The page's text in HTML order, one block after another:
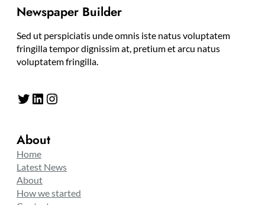
Newspaper Builder
Sed ut perspiciatis unde omnis iste natus voluptatem
fringilla tempor dignissim at, pretium et arcu natus
voluptatem fringilla.
Twitter LinkedIn Instagram
About
Home
Latest News
About
How we started